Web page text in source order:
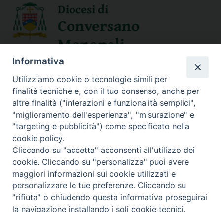
Diocesi di
Conversano
Monopoli
SEGUICI SU
Contatti
Sede Curia
70014 CONVERSANO (BA) – Via San Benedetto, 1
E-mail: curia@conversano.chiesacattolica.it
Succursale
70043 MONOPOLI (Ba) – Largo Vescovado, 5
Informativa
Utilizziamo cookie o tecnologie simili per
finalità tecniche e, con il tuo consenso, anche per
altre finalità ("interazioni e funzionalità semplici",
"miglioramento dell'esperienza", "misurazione" e
"targeting e pubblicità") come specificato nella
cookie policy.
Cliccando su "accetta" acconsenti all'utilizzo dei
cookie. Cliccando su "personalizza" puoi avere
maggiori informazioni sui cookie utilizzati e
personalizzare le tue preferenze. Cliccando su
"rifiuta" o chiudendo questa informativa proseguirai
la navigazione installando i soli cookie tecnici.